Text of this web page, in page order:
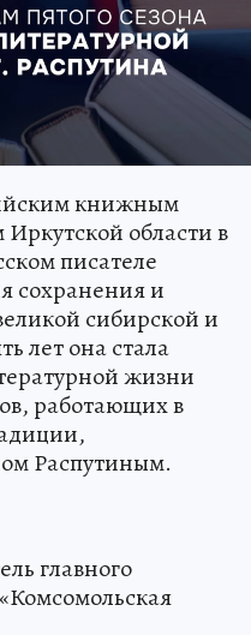
книжным
области в
писателе
сохранения и
сибирской и
лет она стала
жизни
работающих в
Распутиным.
главного